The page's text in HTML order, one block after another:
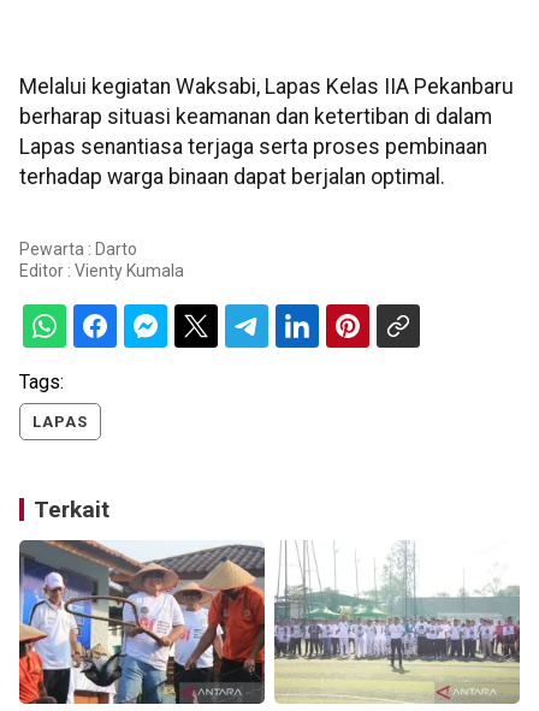
Melalui kegiatan Waksabi, Lapas Kelas IIA Pekanbaru
berharap situasi keamanan dan ketertiban di dalam
Lapas senantiasa terjaga serta proses pembinaan
terhadap warga binaan dapat berjalan optimal.
Pewarta : Darto
Editor : Vienty Kumala
Tags:
LAPAS
Terkait